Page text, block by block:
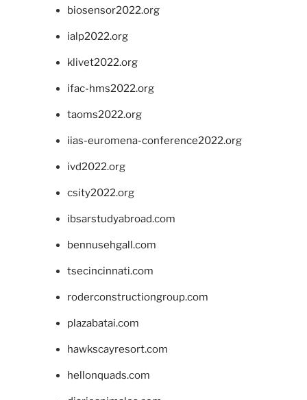
biosensor2022.org
ialp2022.org
klivet2022.org
ifac-hms2022.org
taoms2022.org
iias-euromena-conference2022.org
ivd2022.org
csity2022.org
ibsarstudyabroad.com
bennusehgall.com
tsecincinnati.com
roderconstructiongroup.com
plazabatai.com
hawkscayresort.com
hellonquads.com